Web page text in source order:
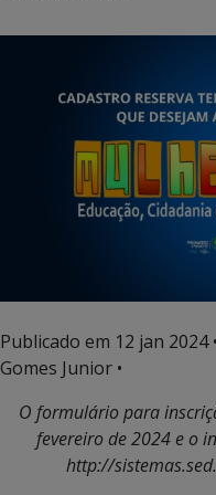
Publicado em 12 jan 2024
Gomes Junior •
O formulário para
fevereiro de 2024 e o
http://